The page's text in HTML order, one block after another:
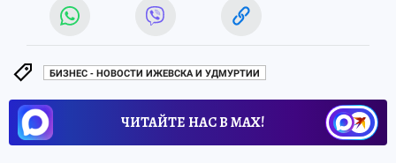
БИЗНЕС - НОВОСТИ ИЖЕВСКА И УДМУРТИИ
ЧИТАЙТЕ НАС В МАХ!